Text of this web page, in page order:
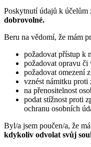
Poskytnutí údajů k účelům
dobrovolné.
Beru na vědomí, že mám
požadovat přístup k
požadovat opravu či
požadovat omezení
vznést námitku proti
na přenositelnost
podat stížnost proti
ochranu osobních
Byl/a jsem poučen/a, že
kdykoliv odvolat svůj